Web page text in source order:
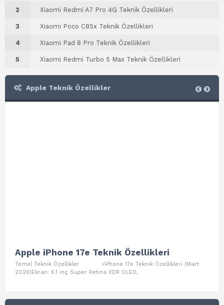
2 Xiaomi Redmi A7 Pro 4G Teknik Özellikleri
3 Xiaomi Poco C85x Teknik Özellikleri
4 Xiaomi Pad 8 Pro Teknik Özellikleri
5 Xiaomi Redmi Turbo 5 Max Teknik Özellikleri
Apple Teknik Özellikler
Apple iPhone 17e Teknik Özellikleri
Temel Teknik Özellikler √iPhone 17e Teknik Özellikleri (Mart
2026)Ekran: 6.1 inç Super Retina XDR OLED,